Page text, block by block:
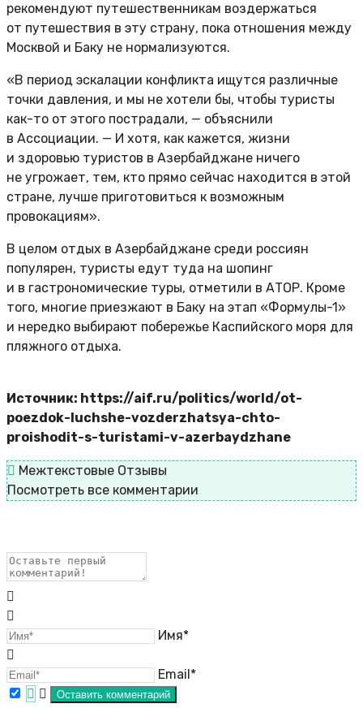
рекомендуют путешественникам воздержаться
от путешествия в эту страну, пока отношения между
Москвой и Баку не нормализуются.
«В период эскалации конфликта ищутся различные
точки давления, и мы не хотели бы, чтобы туристы
как-то от этого пострадали, — объяснили
в Ассоциации. — И хотя, как кажется, жизни
и здоровью туристов в Азербайджане ничего
не угрожает, тем, кто прямо сейчас находится в этой
стране, лучше приготовиться к возможным
провокациям».
В целом отдых в Азербайджане среди россиян
популярен, туристы едут туда на шопинг
и в гастрономические туры, отметили в АТОР. Кроме
того, многие приезжают в Баку на этап «Формулы-1»
и нередко выбирают побережье Каспийского моря для
пляжного отдыха.
Источник: https://aif.ru/politics/world/ot-
poezdok-luchshe-vozderzhatsya-chto-
proishodit-s-turistami-v-azerbaydzhane
Межтекстовые Отзывы
Посмотреть все комментарии
Имя*
Email*